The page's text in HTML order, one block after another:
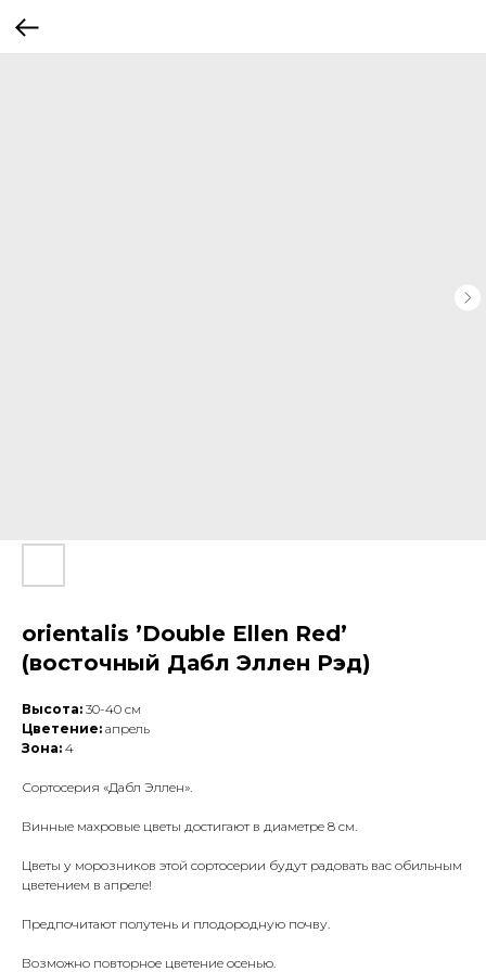
orientalis ’Double Ellen Red’
(восточный Дабл Эллен Рэд)
Высота: 30-40 см
Цветение: апрель
Зона: 4
Сортосерия «Дабл Эллен».
Винные махровые цветы достигают в диаметре 8 см.
Цветы у морозников этой сортосерии будут радовать вас обильным
цветением в апреле!
Предпочитают полутень и плодородную почву.
Возможно повторное цветение осенью.